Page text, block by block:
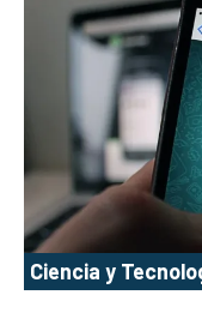
Ciencia y